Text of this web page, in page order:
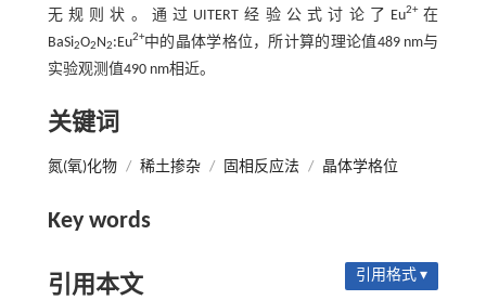
无规则状。通过UITERT经验公式讨论了Eu2+在
BaSi2O2N2:Eu2+中的晶体学格位，所计算的理论值489 nm与
实验观测值490 nm相近。
关键词
氮(氧)化物 / 稀土掺杂 / 固相反应法 / 晶体学格位
Key words
引用本文 引用格式 ▾